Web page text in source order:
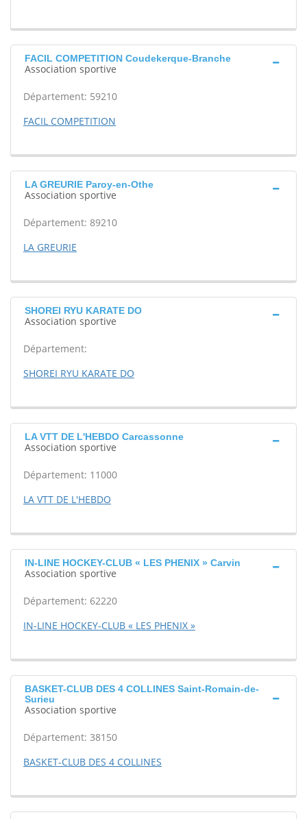
FACIL COMPETITION Coudekerque-Branche
Association sportive
Département: 59210
FACIL COMPETITION
LA GREURIE Paroy-en-Othe
Association sportive
Département: 89210
LA GREURIE
SHOREI RYU KARATE DO
Association sportive
Département:
SHOREI RYU KARATE DO
LA VTT DE L'HEBDO Carcassonne
Association sportive
Département: 11000
LA VTT DE L'HEBDO
IN-LINE HOCKEY-CLUB « LES PHENIX » Carvin
Association sportive
Département: 62220
IN-LINE HOCKEY-CLUB « LES PHENIX »
BASKET-CLUB DES 4 COLLINES Saint-Romain-de-
Surieu
Association sportive
Département: 38150
BASKET-CLUB DES 4 COLLINES